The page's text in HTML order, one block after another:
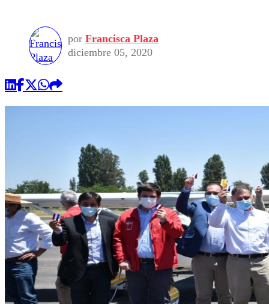
Torneo Internacional
Torneo Nacional
Internacional
Nacional
Programas
Comercial
por Francisca Plaza
diciembre 05, 2020